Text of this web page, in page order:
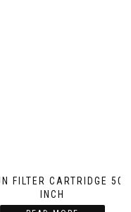
FILTER CARTRIDGE 50
INCH